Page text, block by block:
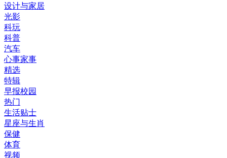
设计与家居
光影
科玩
科普
汽车
心事家事
精选
特辑
早报校园
热门
生活贴士
星座与生肖
保健
体育
视频